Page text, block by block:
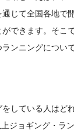
じて全国各地で
できます。そこ
ンニングについ
している人はど
ジョギング・ラ